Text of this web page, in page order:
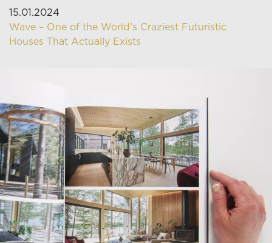
15.01.2024
Wave – One of the World’s Craziest Futuristic
Houses That Actually Exists